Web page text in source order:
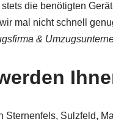
die benötigten
mal nicht schnell
&
Sternenfels, Sulzfeld,